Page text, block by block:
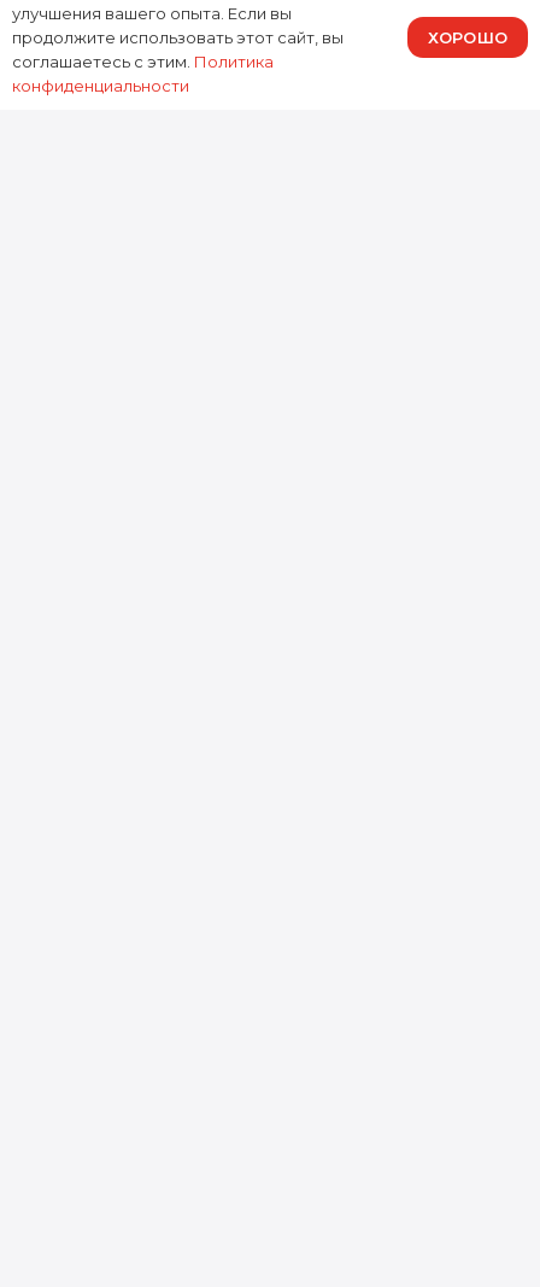
договоре гарантию, подтверждая нашу
ответственность за результат.
улучшения вашего опыта. Если вы
продолжите использовать этот сайт, вы
соглашаетесь с этим. Политика
конфиденциальности
ХОРОШО